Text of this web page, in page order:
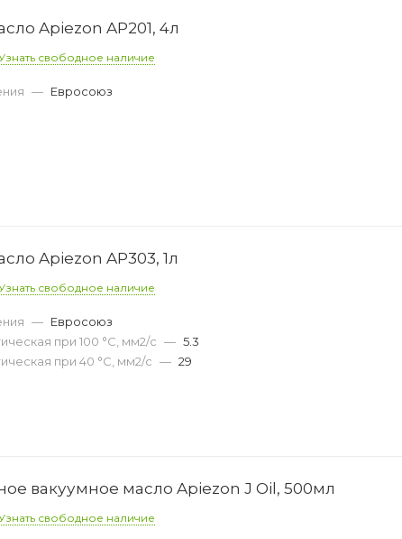
Apiezon AP201, 4л
свободное наличие
— Евросоюз
Apiezon AP303, 1л
свободное наличие
— Евросоюз
при 100 °С, мм2/с — 5.3
при 40 °С, мм2/с — 29
вакуумное масло Apiezon J Oil, 500мл
свободное наличие